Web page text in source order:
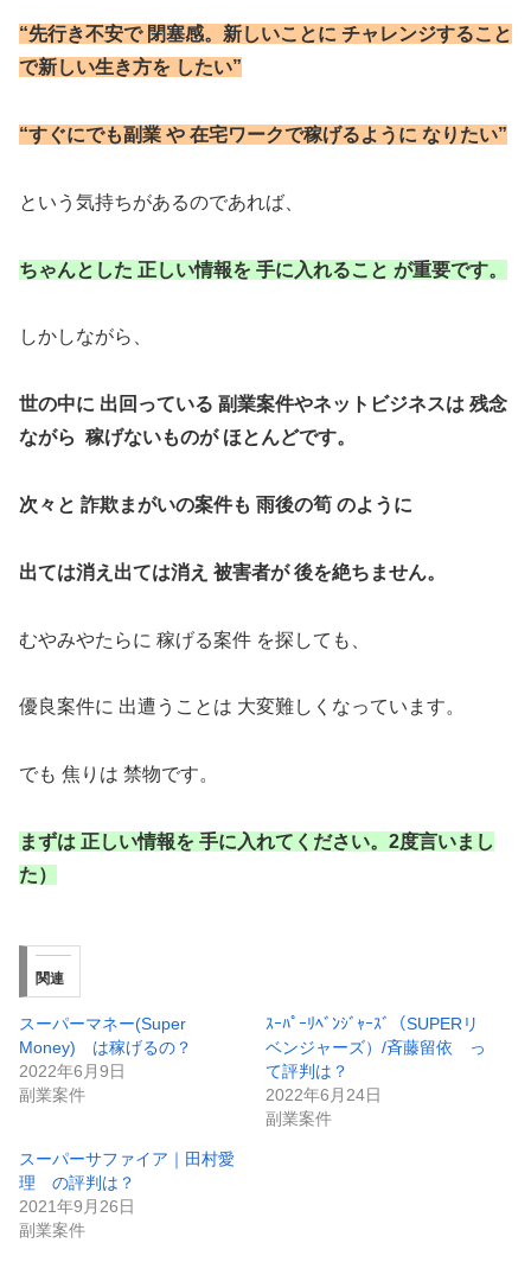
“先行き不安で 閉塞感。新しいことに チャレンジすること
で新しい生き方を したい”
“すぐにでも副業 や 在宅ワークで稼げるように なりたい”
という気持ちがあるのであれば、
ちゃんとした 正しい情報を 手に入れること が重要です。
しかしながら、
世の中に 出回っている 副業案件やネットビジネスは 残念
ながら 稼げないものが ほとんどです。
次々と 詐欺まがいの案件も 雨後の筍 のように
出ては消え出ては消え 被害者が 後を絶ちません。
むやみやたらに 稼げる案件 を探しても、
優良案件に 出遭うことは 大変難しくなっています。
でも 焦りは 禁物です。
まずは 正しい情報を 手に入れてください。2度言いまし
た）
関連
スーパーマネー(Super
Money) は稼げるの？
2022年6月9日
副業案件
ｽｰﾊﾟｰﾘﾍﾞﾝｼﾞｬｰｽﾞ（SUPERリ
ベンジャーズ）/斉藤留依 っ
て評判は？
2022年6月24日
副業案件
スーパーサファイア｜田村愛
理 の評判は？
2021年9月26日
副業案件